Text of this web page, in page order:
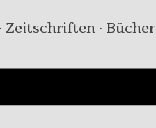
Zeitschriften · Bücher